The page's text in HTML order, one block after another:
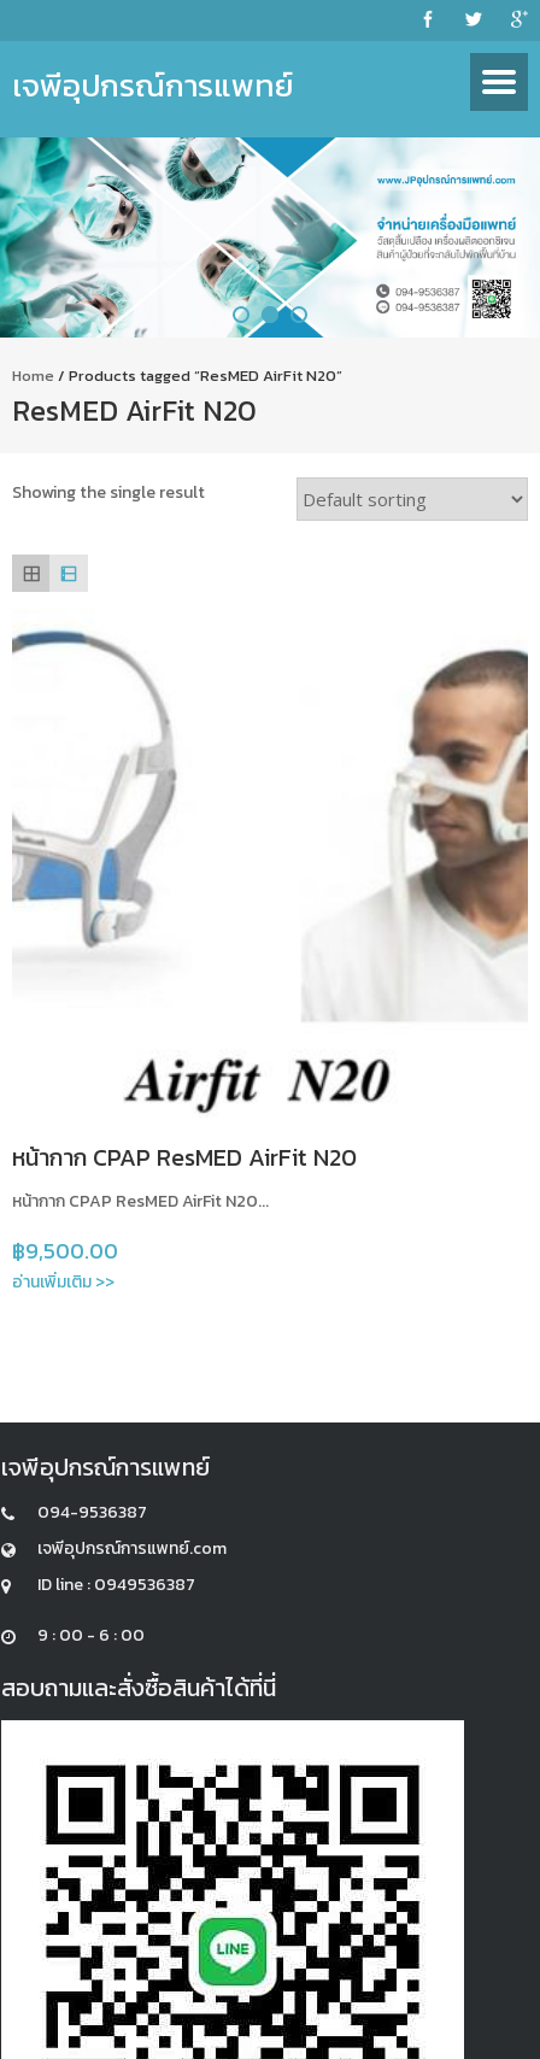
เจพีอุปกรณ์การแพทย์
Home / Products tagged “ResMED AirFit N20”
ResMED AirFit N20
Showing the single result
หน้ากาก CPAP ResMED AirFit N20
หน้ากาก CPAP ResMED AirFit N20...
฿9,500.00
อ่านเพิ่มเติม >>
เจพีอุปกรณ์การแพทย์
094-9536387
เจพีอุปกรณ์การแพทย์.com
ID line : 0949536387
9 : 00 - 6 : 00
สอบถามและสั่งซื้อสินค้าได้ที่นี่